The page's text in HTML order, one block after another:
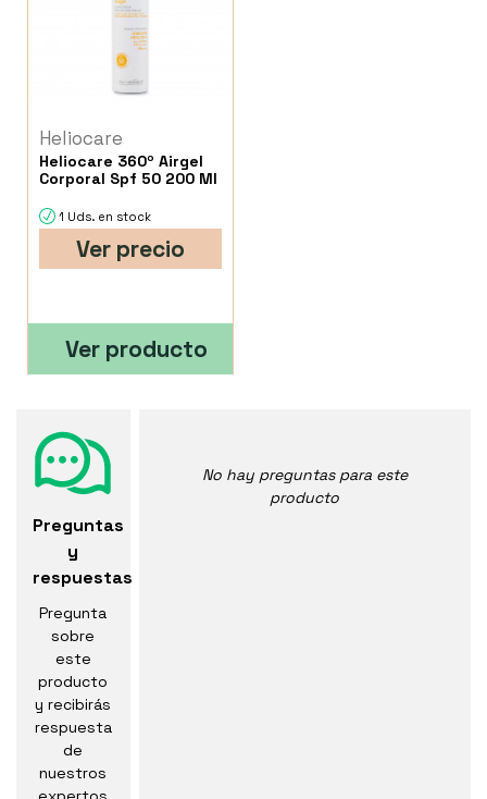
Heliocare
Heliocare 360º Airgel
Corporal Spf 50 200 Ml
1 Uds. en stock
Ver precio
Ver producto
Preguntas
y
respuestas
Pregunta
sobre
este
producto
y recibirás
respuesta
de
nuestros
No hay preguntas para este
producto